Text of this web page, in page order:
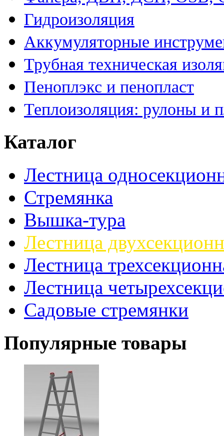
Гидроизоляция
Аккумуляторные
Трубная техническая
Пеноплэкс и пенопласт
Теплоизоляция: рулоны и
Каталог
Лестница
Стремянка
Вышка-тура
Лестница
Лестница
Лестница
Садовые стремянки
Популярные товары